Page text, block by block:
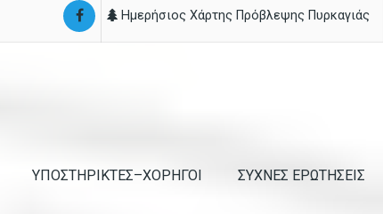
Ημερήσιος Χάρτης Πρόβλεψης Πυρκαγιάς
ΥΠΟΣΤΗΡΙΚΤΕΣ–ΧΟΡΗΓΟΙ ΣΥΧΝΕΣ ΕΡΩΤΗΣΕΙΣ